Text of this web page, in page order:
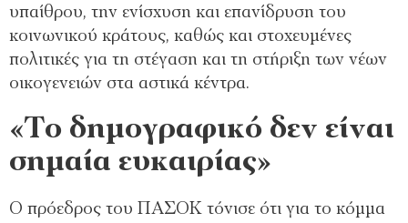
υπαίθρου, την ενίσχυση και επανίδρυση του
κοινωνικού κράτους, καθώς και στοχευμένες
πολιτικές για τη στέγαση και τη στήριξη των νέων
οικογενειών στα αστικά κέντρα.
«Το δημογραφικό δεν είναι
σημαία ευκαιρίας»
Ο πρόεδρος του ΠΑΣΟΚ τόνισε ότι για το κόμμα